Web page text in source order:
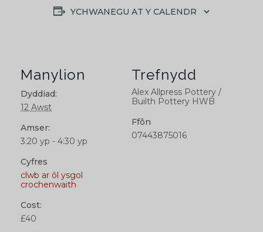
YCHWANEGU AT Y CALENDR
Manylion
Dyddiad:
12 Awst
Amser:
3:20 yp - 4:30 yp
Cyfres
clwb ar ôl ysgol
crochenwaith
Cost:
£40
Trefnydd
Alex Allpress Pottery /
Builth Pottery HWB
Ffôn
07443875016